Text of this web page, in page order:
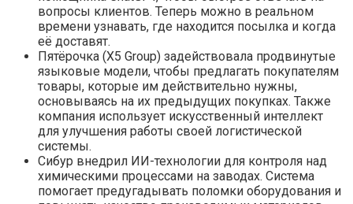
вопросы клиентов. Теперь можно в реальном
времени узнавать, где находится посылка и когда
её доставят.
Пятёрочка (X5 Group) задействовала продвинутые
языковые модели, чтобы предлагать покупателям
товары, которые им действительно нужны,
основываясь на их предыдущих покупках. Также
компания использует искусственный интеллект
для улучшения работы своей логистической
системы.
Сибур внедрил ИИ-технологии для контроля над
химическими процессами на заводах. Система
помогает предугадывать поломки оборудования и